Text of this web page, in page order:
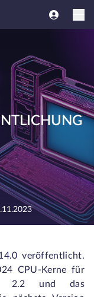
veröffentlicht.
CPU-Kerne für
2.2 und das